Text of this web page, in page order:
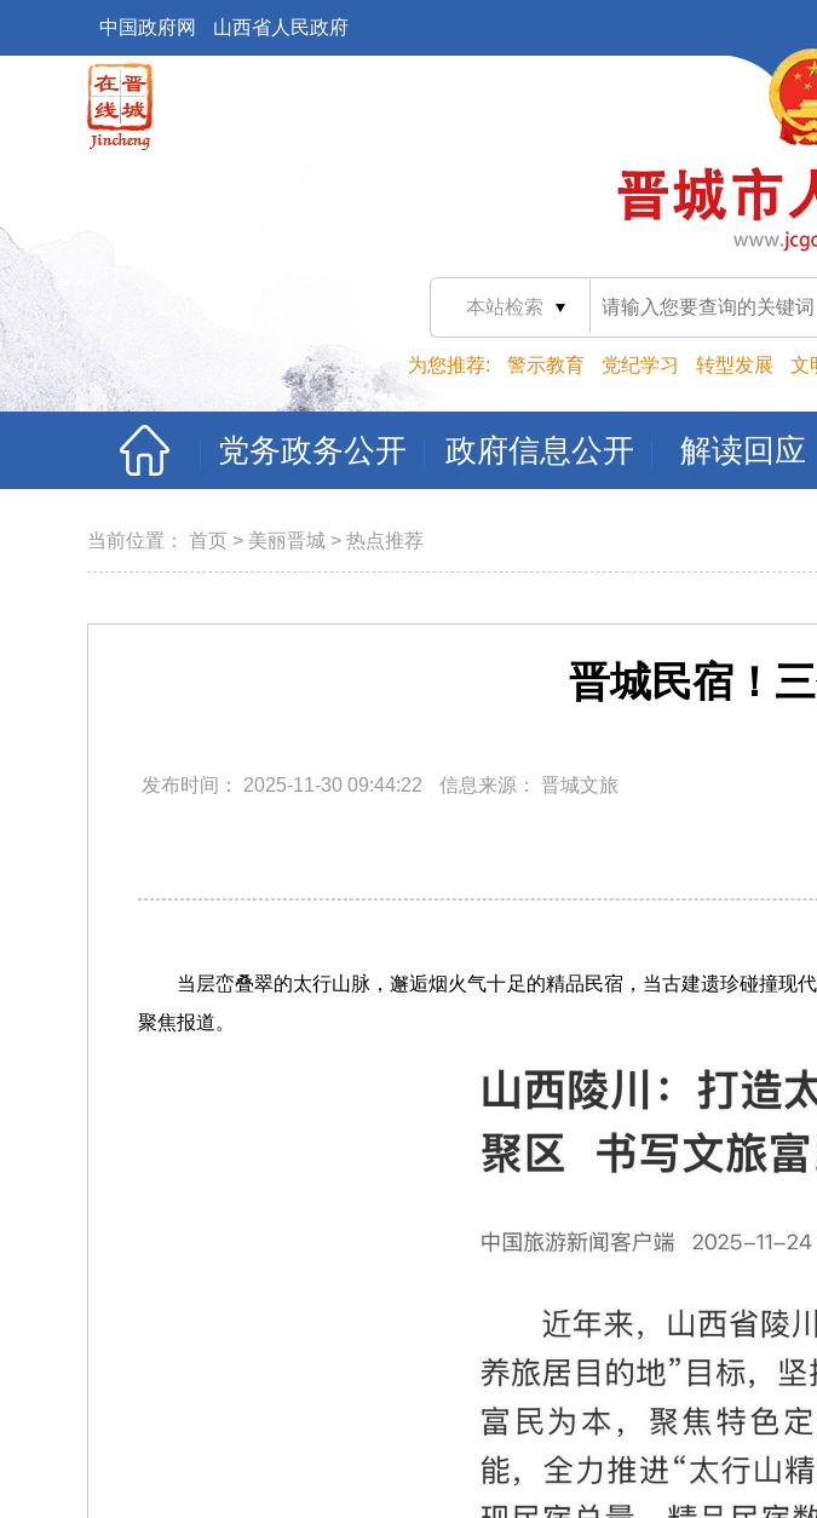
中国政府网 山西省人民政府
本站检索
为您推荐: 警示教育 党纪学习 转型发展 文
党务政务公开 政府信息公开 解读回应
当前位置： 首页 > 美丽晋城 > 热点推荐
晋城民宿！
发布时间： 2025-11-30 09:44:22 信息来源： 晋城文旅
当层峦叠翠的太行山脉，邂逅烟火气十足的精品民宿， 当古建遗珍碰撞现
聚焦报道。